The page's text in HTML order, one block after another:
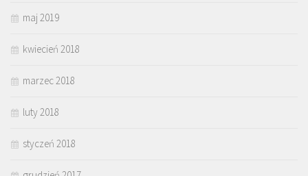
maj 2019
kwiecień 2018
marzec 2018
luty 2018
styczeń 2018